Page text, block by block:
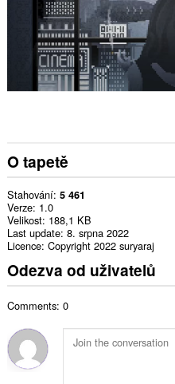
O tapetě
Stahování 5 461
Verze 1.0
Velikost 188,1 KB
Last update 8. srpna 2022
Licence Copyright 2022 suryaraj
Odezva od uživatelů
Comments: 0